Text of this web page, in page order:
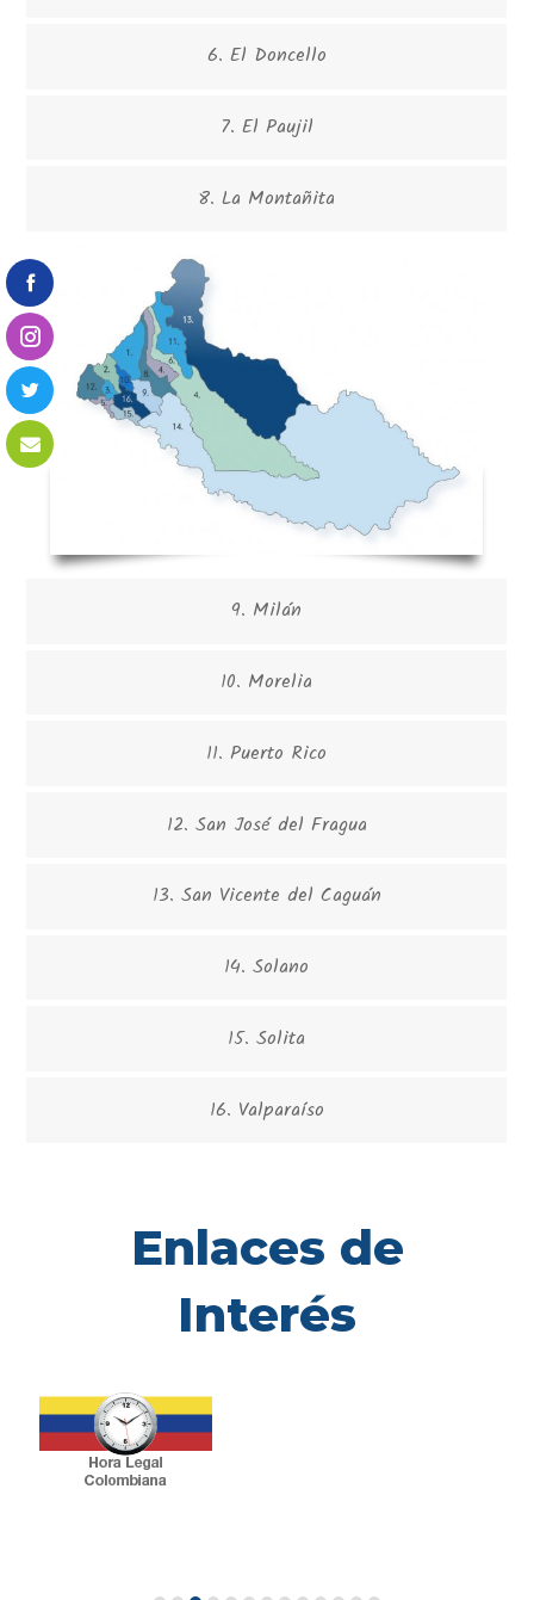
6. El Doncello
7. El Paujil
8. La Montañita
9. Milán
10. Morelia
11. Puerto Rico
12. San José del Fragua
13. San Vicente del Caguán
14. Solano
15. Solita
16. Valparaíso
Enlaces de
Interés